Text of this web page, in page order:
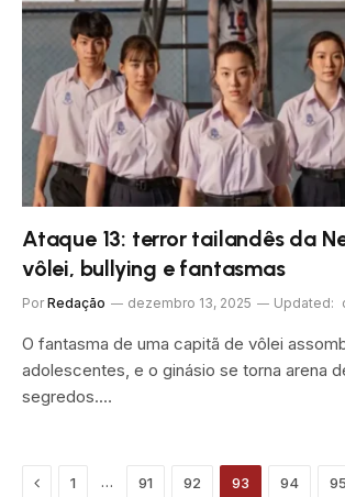
Ataque 13: terror tailandês da
vôlei, bullying e fantasmas
Por Redação dezembro 13, 2025 Updated:
O fantasma de uma capitã de vôlei
adolescentes, e o ginásio se torna arena
segredos.…
Previous
1 … 91 92 93 94 95